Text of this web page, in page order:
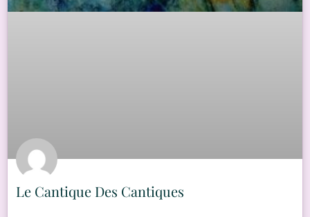
Le Cantique Des Cantiques